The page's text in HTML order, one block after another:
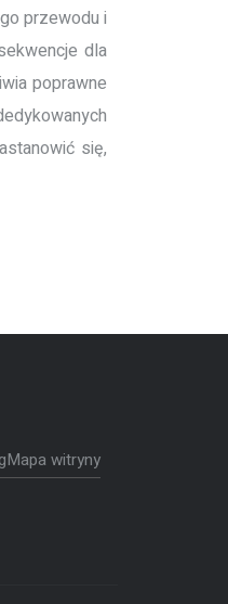
przewodu i
dla
poprawne
się,
Mapa witryny